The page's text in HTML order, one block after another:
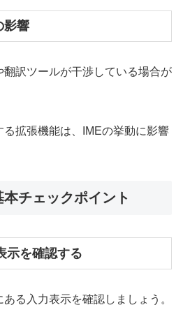
影響
翻訳ツールが干渉している場合が
拡張機能は、IMEの挙動に影響
チェックポイント
示を確認する
る入力表示を確認しましょう。